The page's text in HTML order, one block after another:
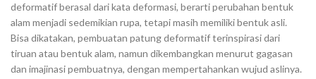
deformatif berasal dari kata deformasi, berarti perubahan bentuk
alam menjadi sedemikian rupa, tetapi masih memiliki bentuk asli.
Bisa dikatakan, pembuatan patung deformatif terinspirasi dari
tiruan atau bentuk alam, namun dikembangkan menurut gagasan
dan imajinasi pembuatnya, dengan mempertahankan wujud aslinya.